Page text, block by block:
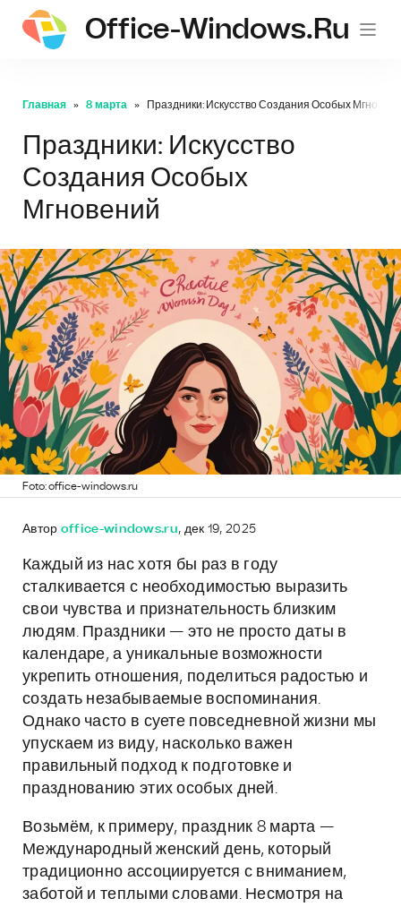
Office-Windows.ru
Главная 8 марта Праздники: Искусство Создания Особых
Праздники: Искусство
Создания Особых
Мгновений
Foto: office-windows.ru
Автор office-windows.ru, дек 19, 2025
Каждый из нас хотя бы раз в году
сталкивается с необходимостью выразить
свои чувства и признательность близким
людям. Праздники — это не просто даты в
календаре, а уникальные возможности
укрепить отношения, поделиться радостью и
создать незабываемые воспоминания.
Однако часто в суете повседневной жизни мы
упускаем из виду, насколько важен
правильный подход к подготовке и
празднованию этих особых дней.
Возьмём, к примеру, праздник 8 марта —
Международный женский день, который
традиционно ассоциируется с вниманием,
заботой и теплыми словами. Несмотря на